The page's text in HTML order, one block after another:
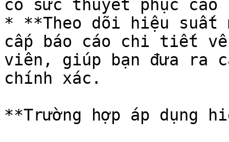
có sức thuyết phục
* **Theo dõi hiệu suất
cấp báo cáo chi tiết về
viên, giúp bạn đưa ra
chính xác.
**Trường hợp áp dụng